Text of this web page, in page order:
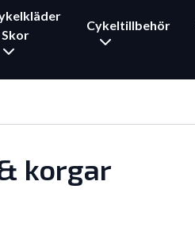
Skor
Cykeltillbehör
korgar